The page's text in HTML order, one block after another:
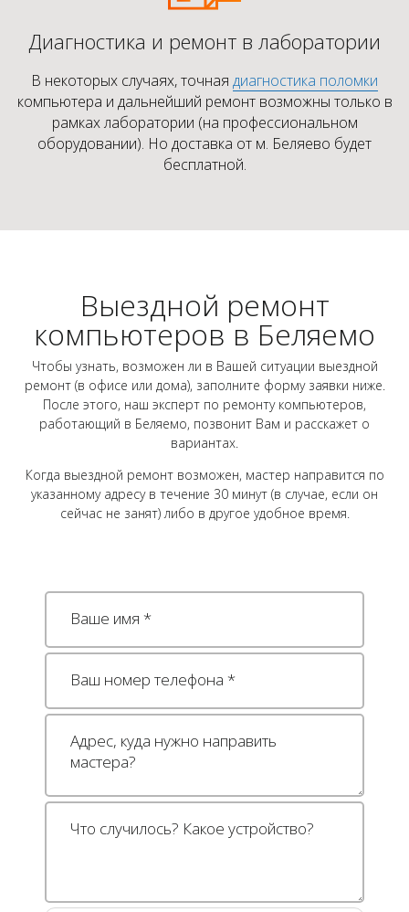
Диагностика и ремонт в лаборатории
В некоторых случаях, точная диагностика поломки
компьютера и дальнейший ремонт возможны только в
рамках лаборатории (на профессиональном
оборудовании). Но доставка от м. Беляево будет
бесплатной.
Выездной ремонт
компьютеров в Беляемо
Чтобы узнать, возможен ли в Вашей ситуации выездной
ремонт (в офисе или дома), заполните форму заявки ниже.
После этого, наш эксперт по ремонту компьютеров,
работающий в Беляемо, позвонит Вам и расскажет о
вариантах.
Когда выездной ремонт возможен, мастер направится по
указанному адресу в течение 30 минут (в случае, если он
сейчас не занят) либо в другое удобное время.